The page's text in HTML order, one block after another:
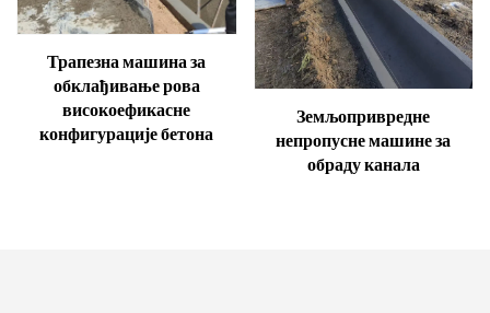
Трапезна машина за
обклађивање рова
високоефикасне
конфигурације бетона
Земљопривредне
непропусне машине за
обраду канала